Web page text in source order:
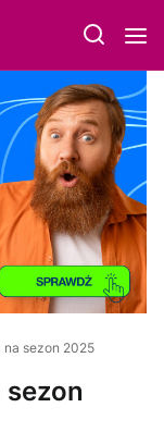
na sezon 2025
sezon